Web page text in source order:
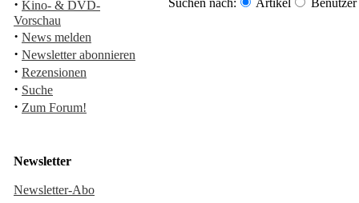
· Kino- & DVD-
Vorschau
· News melden
· Newsletter abonnieren
· Rezensionen
· Suche
· Zum Forum!
Newsletter
Newsletter-Abo
Suchen nach: Artikel Benutzer